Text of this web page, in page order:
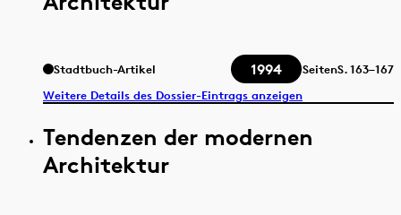
Stadtbuch-Artikel 1994 SeitenS.163–167
Weitere Details des Dossier-Eintrags anzeigen
Tendenzen der modernen
Architektur